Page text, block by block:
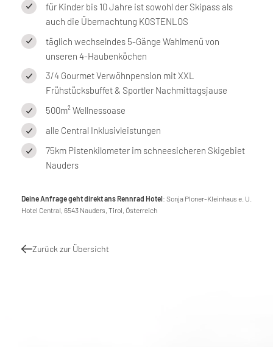
für Kinder bis 10 Jahre ist sowohl der Skipass als
auch die Übernachtung KOSTENLOS
täglich wechselndes 5-Gänge Wahlmenü von
unseren 4-Haubenköchen
3/4 Gourmet Verwöhnpension mit XXL
Frühstücksbuffet & Sportler Nachmittagsjause
500m² Wellnessoase
alle Central Inklusivleistungen
75km Pistenkilometer im schneesicheren Skigebiet
Nauders
Deine Anfrage geht direkt ans Rennrad Hotel: Sonja Ploner-Kleinhaus e. U.
Hotel Central, 6543 Nauders, Tirol, Österreich
Zurück zur Übersicht